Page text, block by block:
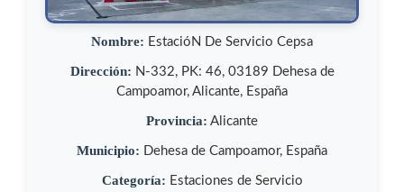
Nombre: EstacióN De Servicio Cepsa
Dirección: N-332, PK: 46, 03189 Dehesa de
Campoamor, Alicante, España
Provincia: Alicante
Municipio: Dehesa de Campoamor, España
Categoría: Estaciones de Servicio